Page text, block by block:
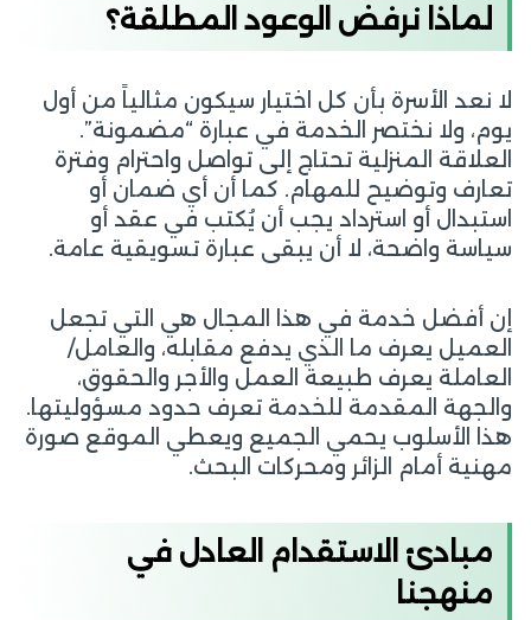
لماذا نرفض الوعود المطلقة؟
لا نعد الأسرة بأن كل اختيار سيكون مثالياً من أول
يوم، ولا نختصر الخدمة في عبارة “مضمونة”.
العلاقة المنزلية تحتاج إلى تواصل واحترام وفترة
تعارف وتوضيح للمهام. كما أن أي ضمان أو
استبدال أو استرداد يجب أن يُكتب في عقد أو
سياسة واضحة، لا أن يبقى عبارة تسويقية عامة.
إن أفضل خدمة في هذا المجال هي التي تجعل
العميل يعرف ما الذي يدفع مقابله، والعامل/
العاملة يعرف طبيعة العمل والأجر والحقوق،
والجهة المقدمة للخدمة تعرف حدود مسؤوليتها.
هذا الأسلوب يحمي الجميع ويعطي الموقع صورة
مهنية أمام الزائر ومحركات البحث.
مبادئ الاستقدام العادل في
منهجنا